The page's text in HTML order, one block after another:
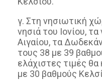
γ. Στη νησιωτική
νησιά του Ιονίου,
Αιγαίου, τα
τους 38 με 39
ελάχιστες τιμές
με 30 βαθμούς